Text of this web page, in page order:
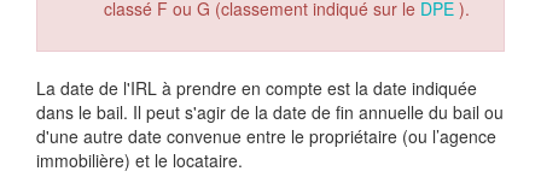
classé F ou G (classement indiqué sur le DPE ).
La date de l'IRL à prendre en compte est la date indiquée
dans le bail. Il peut s'agir de la date de fin annuelle du bail ou
d'une autre date convenue entre le propriétaire (ou l’agence
immobilière) et le locataire.